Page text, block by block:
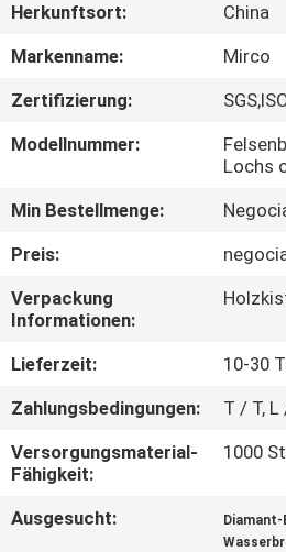
FABRIK-
TRETEN
SIE
MIT
UNS
IN
VERBINDUNG
FORDERN
SIE EIN
Herkunftsort:
China
Markenname:
Mirco
Zertifizierung:
Modellnummer:
Lochs
Min Bestellmenge:
Preis:
Verpackung
Informationen:
Lieferzeit:
10-30
Zahlungsbedingungen:
T / T, L
Versorgungsmaterial-
Fähigkeit:
1000
Ausgesucht: